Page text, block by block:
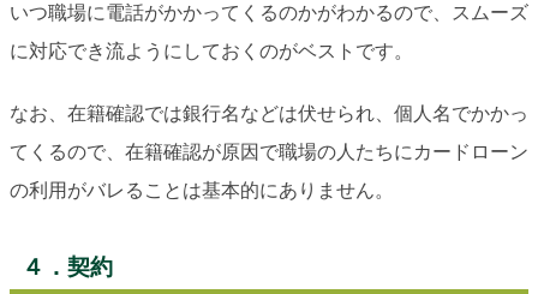
いつ職場に電話がかかってくるのかがわかるので、スムーズ
に対応でき流ようにしておくのがベストです。
なお、在籍確認では銀行名などは伏せられ、個人名でかかっ
てくるので、在籍確認が原因で職場の人たちにカードローン
の利用がバレることは基本的にありません。
４．契約